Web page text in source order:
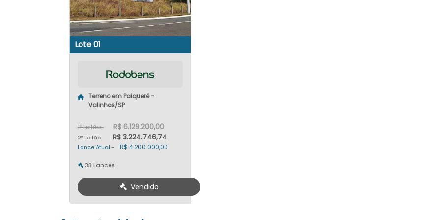
Lote 01
Terreno em Paiquerê -
Valinhos/SP
1º Leilão: R$ 6.129.200,00
2º Leilão: R$ 3.224.746,74
Lance Atual - R$ 4.200.000,00
33 Lances
Vendido